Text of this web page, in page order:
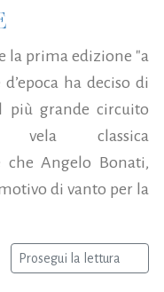
la prima edizione "a
ha deciso di
più grande circuito
classica
che Angelo Bonati,
di vanto per la
Prosegui la lettura